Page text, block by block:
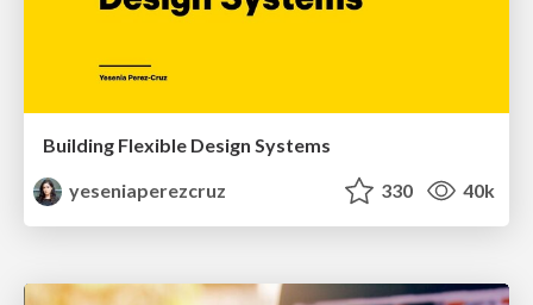
Building Flexible Design Systems
yeseniaperezcruz
330 40k